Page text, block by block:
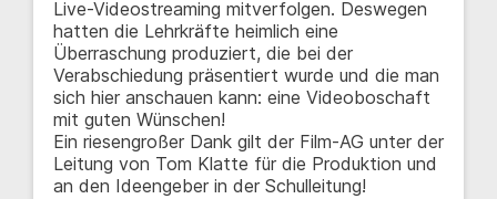
Live-Videostreaming mitverfolgen. Deswegen
hatten die Lehrkräfte heimlich eine
Überraschung produziert, die bei der
Verabschiedung präsentiert wurde und die man
sich hier anschauen kann: eine Videoboschaft
mit guten Wünschen!
Ein riesengroßer Dank gilt der Film-AG unter der
Leitung von Tom Klatte für die Produktion und
an den Ideengeber in der Schulleitung!